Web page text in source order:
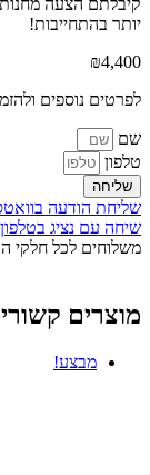
יותר בהתחייבות!
₪4,400
לפרטים נוספים
שם
טלפון
שליחה
שליחת הודעה
שיחה עם נציג בטלפון
משלוחים לכל חלקי
מוצרים
מבצע!